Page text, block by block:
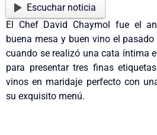
Escuchar noticia
El Chef David Chaymol fue el
buena mesa y buen vino el
cuando se realizó una cata íntima
para presentar tres finas
vinos en maridaje perfecto con
su exquisito menú.